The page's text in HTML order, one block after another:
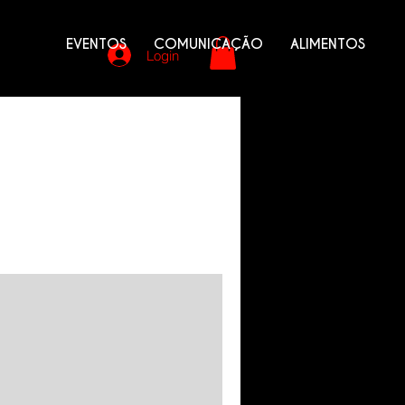
EVENTOS COMUNICAÇÃO ALIMENTOS
Login